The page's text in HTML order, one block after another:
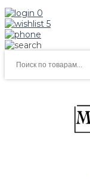
0
5
товаров